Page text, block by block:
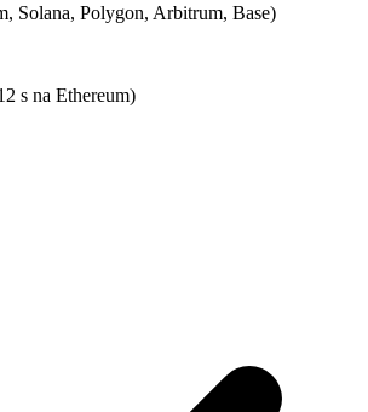
Solana, Polygon, Arbitrum, Base)
s na Ethereum)